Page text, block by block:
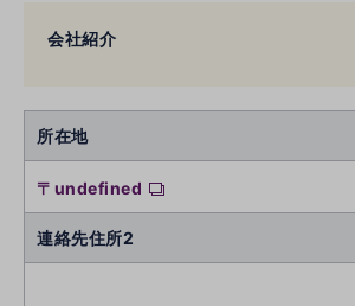
会社紹介
所在地
〒undefined
連絡先住所2